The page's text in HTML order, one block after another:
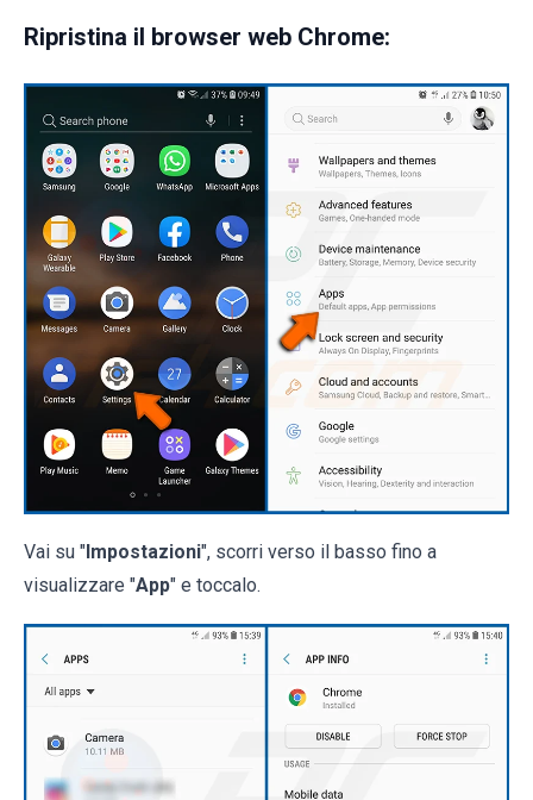
Ripristina il browser web Chrome:
Vai su " Impostazioni", scorri verso il basso fino a
visualizzare "App" e toccalo.